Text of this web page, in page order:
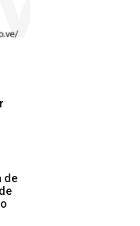
de